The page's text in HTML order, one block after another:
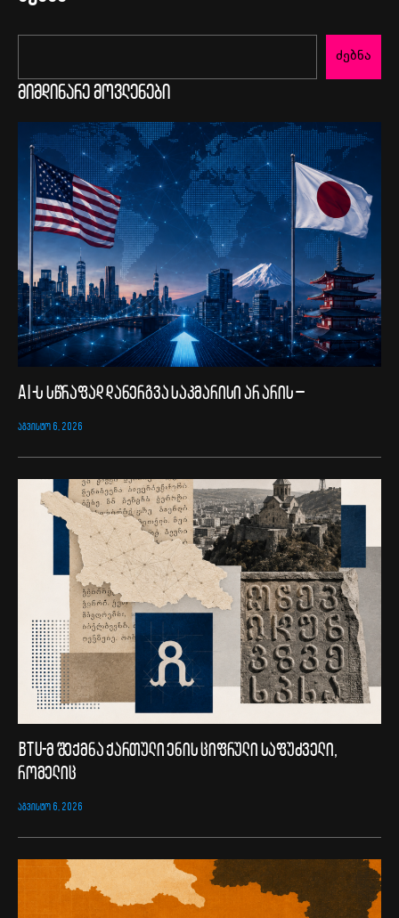
ძებნა
მიმდინარე მოვლენები
AI-ს სწრაფად დანერგვა საკმარისი არ არის –
ᲐᲒᲕᲘᲡᲢᲝ 6, 2026
BTU-მ შექმნა ქართული ენის ციფრული საფუძველი,
რომელიც
ᲐᲒᲕᲘᲡᲢᲝ 6, 2026